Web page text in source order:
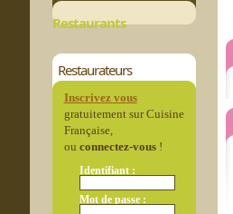
Restaurants
Restaurateurs
Inscrivez vous
gratuitement sur Cuisine
Française,
ou connectez-vous!
Identifiant :
Mot de passe :